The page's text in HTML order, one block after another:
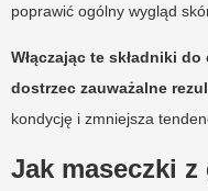
poprawić ogólny wygląd
Włączając te składniki
dostrzec zauważalne
kondycję i zmniejsza
Jak maseczki